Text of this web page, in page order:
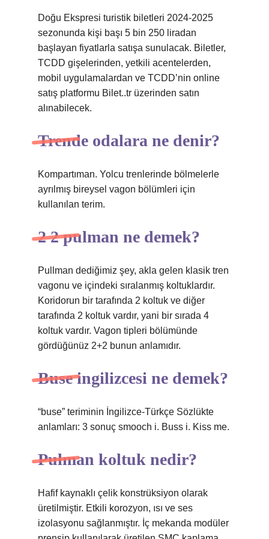
Doğu Ekspresi turistik biletleri 2024-2025
sezonunda kişi başı 5 bin 250 liradan
başlayan fiyatlarla satışa sunulacak. Biletler,
TCDD gişelerinden, yetkili acentelerden,
mobil uygulamalardan ve TCDD’nin online
satış platformu Bilet..tr üzerinden satın
alınabilecek.
Trende odalara ne denir?
Kompartıman. Yolcu trenlerinde bölmelerle
ayrılmış bireysel vagon bölümleri için
kullanılan terim.
2 2 pulman ne demek?
Pullman dediğimiz şey, akla gelen klasik tren
vagonu ve içindeki sıralanmış koltuklardır.
Koridorun bir tarafında 2 koltuk ve diğer
tarafında 2 koltuk vardır, yani bir sırada 4
koltuk vardır. Vagon tipleri bölümünde
gördüğünüz 2+2 bunun anlamıdır.
Buse ingilizcesi ne demek?
“buse” teriminin İngilizce-Türkçe Sözlükte
anlamları: 3 sonuç smooch i. Buss i. Kiss me.
Pulman koltuk nedir?
Hafif kaynaklı çelik konstrüksiyon olarak
üretilmiştir. Etkili korozyon, ısı ve ses
izolasyonu sağlanmıştır. İç mekanda modüler